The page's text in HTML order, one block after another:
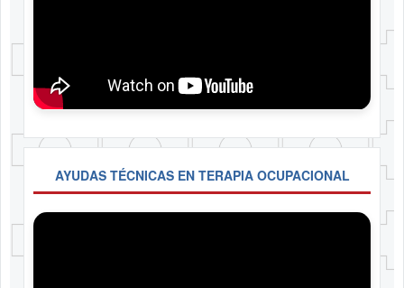
AYUDAS TÉCNICAS EN TERAPIA OCUPACIONAL